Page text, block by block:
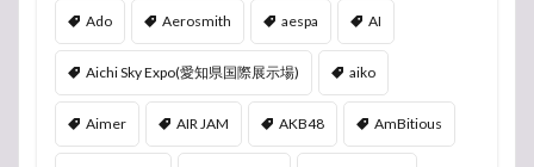
Ado Aerosmith aespa AI
Aichi Sky Expo(愛知県国際展示場) aiko
Aimer AIR JAM AKB48 AmBitious